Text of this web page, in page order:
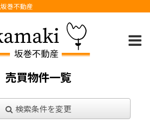
巻不動産
売買物件一覧
検索条件を変更